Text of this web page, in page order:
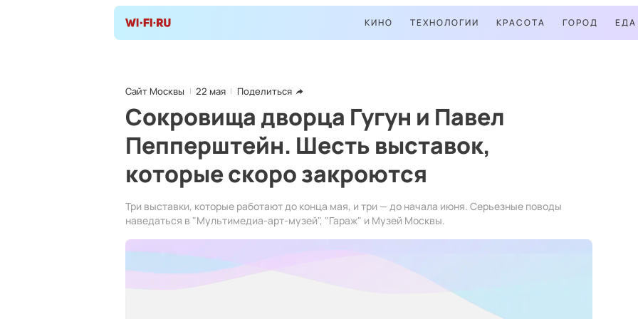
КИНО ТЕХНОЛОГИИ КРАСОТА ГОРОД ЕДА
Сайт Москвы 22 мая Поделиться
Сокровища дворца Гугун и Павел
Пепперштейн. Шесть выставок,
которые скоро закроются
Три выставки, которые работают до конца мая, и три — до начала июня. Серьезные поводы
наведаться в "Мультимедиа-арт-музей", "Гараж" и Музей Москвы.